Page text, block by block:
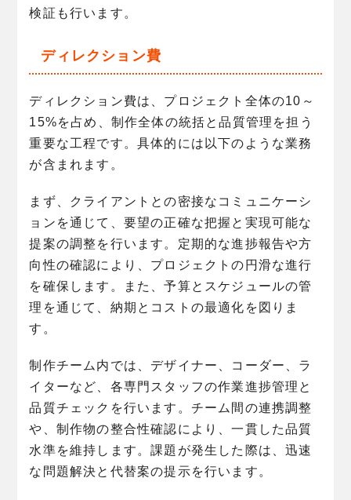
検証も行います。
ディレクション費
ディレクション費は、プロジェクト全体の10～
15%を占め、制作全体の統括と品質管理を担う
重要な工程です。具体的には以下のような業務
が含まれます。
まず、クライアントとの密接なコミュニケーシ
ョンを通じて、要望の正確な把握と実現可能な
提案の調整を行います。定期的な進捗報告や方
向性の確認により、プロジェクトの円滑な進行
を確保します。また、予算とスケジュールの管
理を通じて、納期とコストの最適化を図りま
す。
制作チーム内では、デザイナー、コーダー、ラ
イターなど、各専門スタッフの作業進捗管理と
品質チェックを行います。チーム間の連携調整
や、制作物の整合性確認により、一貫した品質
水準を維持します。課題が発生した際は、迅速
な問題解決と代替案の提示を行います。